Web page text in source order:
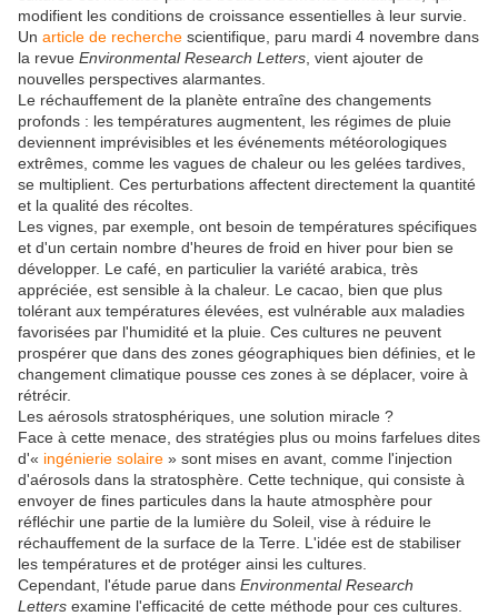
modifient les conditions de croissance essentielles à leur survie.
Un article de recherche scientifique, paru mardi 4 novembre dans
la revue Environmental Research Letters , vient ajouter de
nouvelles perspectives alarmantes.
Le réchauffement de la planète entraîne des changements
profonds : les températures augmentent, les régimes de pluie
deviennent imprévisibles et les événements météorologiques
extrêmes, comme les vagues de chaleur ou les gelées tardives,
se multiplient. Ces perturbations affectent directement la quantité
et la qualité des récoltes.
Les vignes, par exemple, ont besoin de températures spécifiques
et d'un certain nombre d'heures de froid en hiver pour bien se
développer. Le café, en particulier la variété arabica, très
appréciée, est sensible à la chaleur. Le cacao, bien que plus
tolérant aux températures élevées, est vulnérable aux maladies
favorisées par l'humidité et la pluie. Ces cultures ne peuvent
prospérer que dans des zones géographiques bien définies, et le
changement climatique pousse ces zones à se déplacer, voire à
rétrécir.
Les aérosols stratosphériques, une solution miracle ?
Face à cette menace, des stratégies plus ou moins farfelues dites
d'« ingénierie solaire » sont mises en avant, comme l'injection
d'aérosols dans la stratosphère. Cette technique, qui consiste à
envoyer de fines particules dans la haute atmosphère pour
réfléchir une partie de la lumière du Soleil, vise à réduire le
réchauffement de la surface de la Terre. L'idée est de stabiliser
les températures et de protéger ainsi les cultures.
Cependant, l'étude parue dans Environmental Research
Letters examine l'efficacité de cette méthode pour ces cultures.